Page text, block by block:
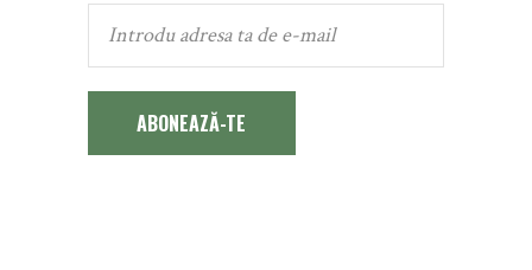
ABONEAZĂ-TE